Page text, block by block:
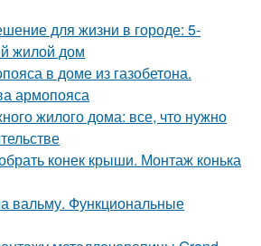
для жизни в городе: 5-
жилой дом
в доме из газобетона.
армопояса
жилого дома: все, что нужно
конек крыши. Монтаж конька
вальму. Функциональные